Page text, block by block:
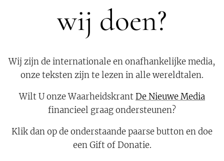
wij doen?
Wij zijn de internationale en onafhankelijke media,
onze teksten zijn te lezen in alle wereldtalen.
Wilt U onze WaarheidskrantDe Nieuwe Media
financieel graag ondersteunen?
Klik dan op de onderstaande paarse button en doe
een Gift of Donatie.